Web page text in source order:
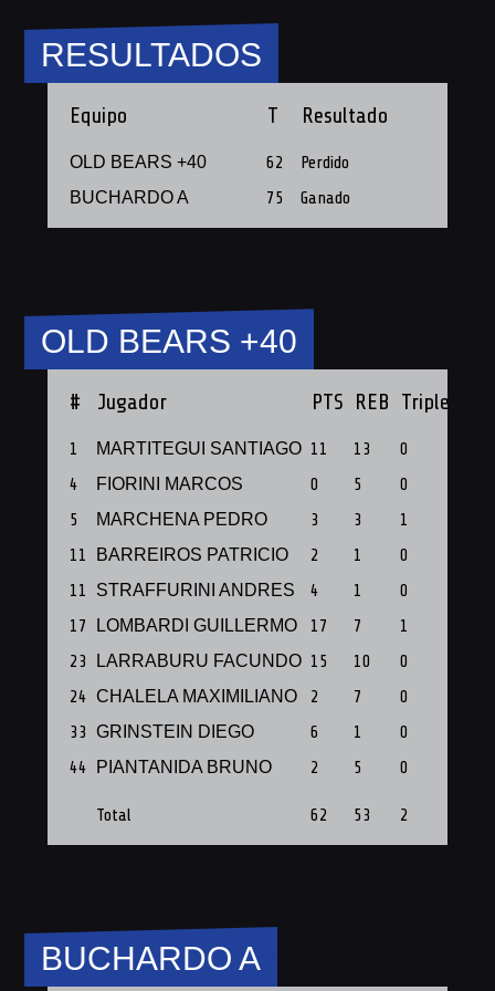
RESULTADOS
Equipo T Resultado
OLD BEARS +40 62 Perdido
BUCHARDO A 75 Ganado
OLD BEARS +40
# Jugador PTS REB Triples
1 MARTITEGUI SANTIAGO 11 13 0
4
FIORINI MARCOS 0 5 0
5
MARCHENA PEDRO 3 3 1
11
BARREIROS PATRICIO 2 1 0
11
STRAFFURINI ANDRES 4 1 0
17
LOMBARDI GUILLERMO 17 7 1
23
LARRABURU FACUNDO 15 10 0
24 CHALELA MAXIMILIANO 2 7 0
33 GRINSTEIN DIEGO 6 1 0
44
PIANTANIDA BRUNO 2 5 0
Total 62 53 2
BUCHARDO A